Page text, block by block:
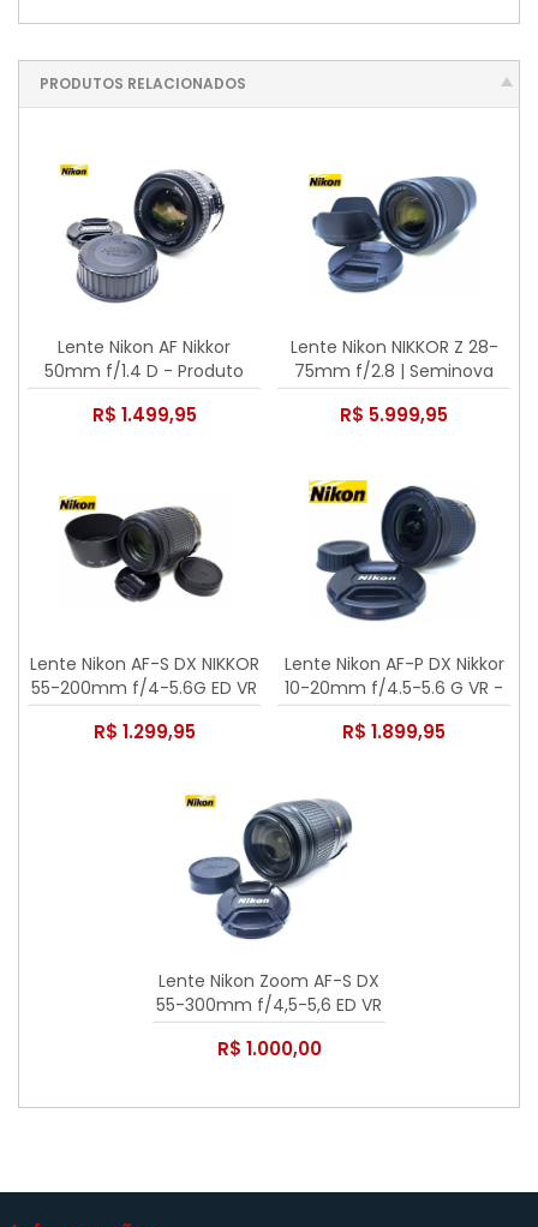
PRODUTOS RELACIONADOS
Lente Nikon AF Nikkor
50mm f/1.4 D - Produto
usado
R$ 1.499,95
Lente Nikon NIKKOR Z 28-
75mm f/2.8 | Seminova
R$ 5.999,95
Lente Nikon AF-S DX NIKKOR
55-200mm f/4-5.6G ED VR
R$ 1.299,95
Lente Nikon AF-P DX Nikkor
10-20mm f/4.5-5.6 G VR -
Seminova
R$ 1.899,95
Lente Nikon Zoom AF-S DX
55-300mm f/4,5-5,6 ED VR
- Usada
R$ 1.000,00